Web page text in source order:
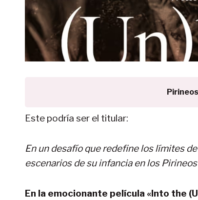
Este podría ser el titular:
En un desafío que redefine los límites
escenarios de su infancia en los
En la emocionante película «Into the